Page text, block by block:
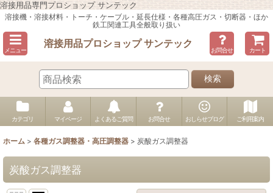
溶接用品専門プロショップ サンテック
溶接機・溶接材料・トーチ・ケーブル・延長仕様・各種高圧ガス・切断器・ほか
鉄工関連工具全般取り扱い
メニュー
溶接用品プロショップ サンテック
お問合せ カート
検索
カテゴリ マイページ よくあるご質問 お問合せ おしらせブログ ご利用案内
ホーム > 各種ガス調整器・高圧調整器 > 炭酸ガス調整器
炭酸ガス調整器